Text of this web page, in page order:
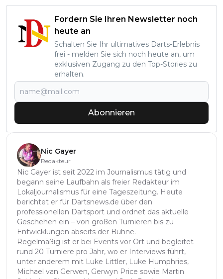
Fordern Sie Ihren Newsletter noch
heute an
Schalten Sie Ihr ultimatives Darts-Erlebnis
frei - melden Sie sich noch heute an, um
exklusiven Zugang zu den Top-Stories zu
erhalten.
Abonnieren
Nic Gayer
Redakteur
Nic Gayer ist seit 2022 im Journalismus tätig und
begann seine Laufbahn als freier Redakteur im
Lokaljournalismus für eine Tageszeitung. Heute
berichtet er für Dartsnews.de über den
professionellen Dartsport und ordnet das aktuelle
Geschehen ein – von großen Turnieren bis zu
Entwicklungen abseits der Bühne.
Regelmäßig ist er bei Events vor Ort und begleitet
rund 20 Turniere pro Jahr, wo er Interviews führt,
unter anderem mit Luke Littler, Luke Humphries,
Michael van Gerwen, Gerwyn Price sowie Martin